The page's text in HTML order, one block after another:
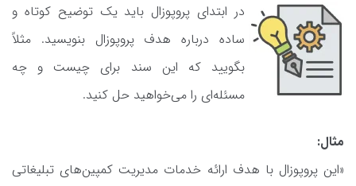
در ابتدای پروپوزال باید یک توضیح کوتاه و
ساده درباره هدف پروپوزال بنویسید. مثلاً
بگویید که این سند برای چیست و چه
مسئله‌ای را می‌خواهید حل کنید.
مثال:
«این پروپوزال با هدف ارائه خدمات مدیریت کمپین‌های تبلیغاتی